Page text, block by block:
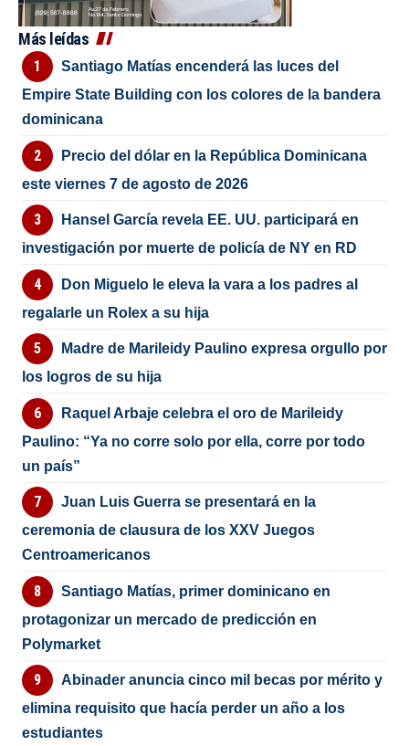
Más leídas
Santiago Matías encenderá las luces del
Empire State Building con los colores de la bandera
dominicana
Precio del dólar en la República Dominicana
este viernes 7 de agosto de 2026
Hansel García revela EE. UU. participará en
investigación por muerte de policía de NY en RD
Don Miguelo le eleva la vara a los padres al
regalarle un Rolex a su hija
Madre de Marileidy Paulino expresa orgullo por
los logros de su hija
Raquel Arbaje celebra el oro de Marileidy
Paulino: “Ya no corre solo por ella, corre por todo
un país”
Juan Luis Guerra se presentará en la
ceremonia de clausura de los XXV Juegos
Centroamericanos
Santiago Matías, primer dominicano en
protagonizar un mercado de predicción en
Polymarket
Abinader anuncia cinco mil becas por mérito y
elimina requisito que hacía perder un año a los
estudiantes